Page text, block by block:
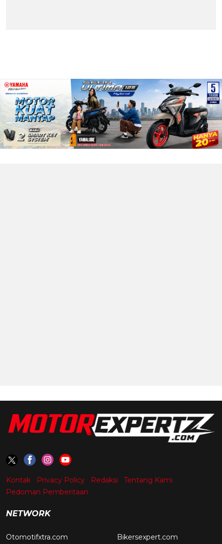
Kontak Privacy Policy Redaksi
Tentang Kami
Pedoman Pemberitaan
NETWORK
Otomotifxtra.com Bikersexpert.com